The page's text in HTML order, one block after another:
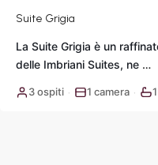
Suite Grigia
La Suite Grigia è un
delle Imbriani Suites, ne …
3 ospiti · 1 camera ·